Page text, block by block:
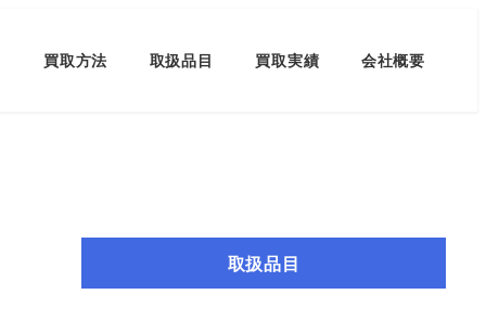
買取方法 取扱品目 買取実績 会社概要
取扱品目